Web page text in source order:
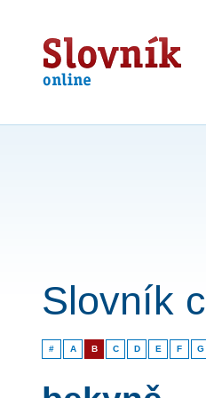
Slovník
online
Slovník
# A B C D E F G